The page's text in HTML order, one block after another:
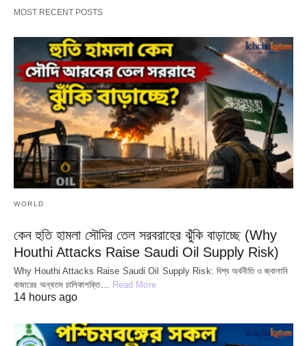
MOST RECENT POSTS
WORLD
কেন হুতি হামলা সৌদির তেল সরবরাহের ঝুঁকি বাড়াচ্ছে (Why
Houthi Attacks Raise Saudi Oil Supply Risk)
Why Houthi Attacks Raise Saudi Oil Supply Risk: বিশ্ব অর্থনীতি ও জ্বালানি
বাজারের অন্যতম চালিকাশক্তি… Read More
14 hours ago